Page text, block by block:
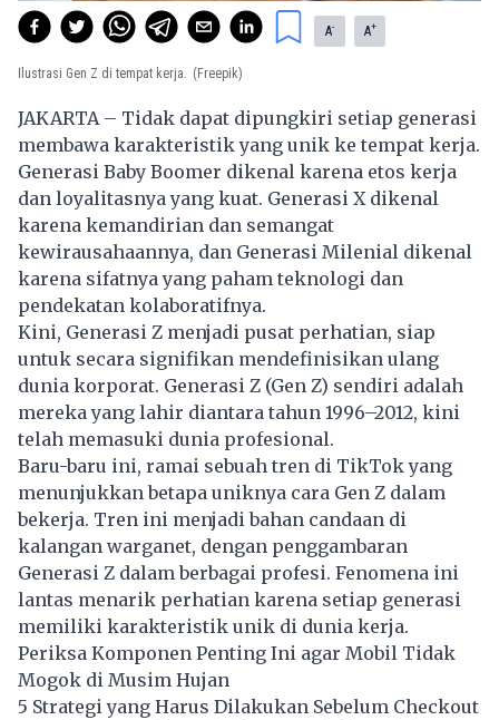
A- A+
Ilustrasi Gen Z di tempat kerja. (Freepik)
JAKARTA – Tidak dapat dipungkiri setiap generasi
membawa karakteristik yang unik ke tempat kerja.
Generasi Baby Boomer dikenal karena etos kerja
dan loyalitasnya yang kuat. Generasi X dikenal
karena kemandirian dan semangat
kewirausahaannya, dan Generasi Milenial dikenal
karena sifatnya yang paham teknologi dan
pendekatan kolaboratifnya.
Kini, Generasi Z menjadi pusat perhatian, siap
untuk secara signifikan mendefinisikan ulang
dunia korporat. Generasi Z (Gen Z) sendiri adalah
mereka yang lahir diantara tahun 1996–2012, kini
telah memasuki dunia profesional.
Baru-baru ini, ramai sebuah tren di TikTok yang
menunjukkan betapa uniknya cara Gen Z dalam
bekerja. Tren ini menjadi bahan candaan di
kalangan warganet, dengan penggambaran
Generasi Z dalam berbagai profesi. Fenomena ini
lantas menarik perhatian karena setiap generasi
memiliki karakteristik unik di dunia kerja.
Periksa Komponen Penting Ini agar Mobil Tidak
Mogok di Musim Hujan
5 Strategi yang Harus Dilakukan Sebelum Checkout